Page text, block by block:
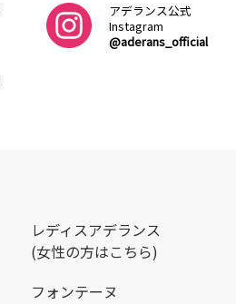
アデランス公式
Instagram
@aderans_official
レディスアデランス
(女性の方はこちら)
フォンテーヌ